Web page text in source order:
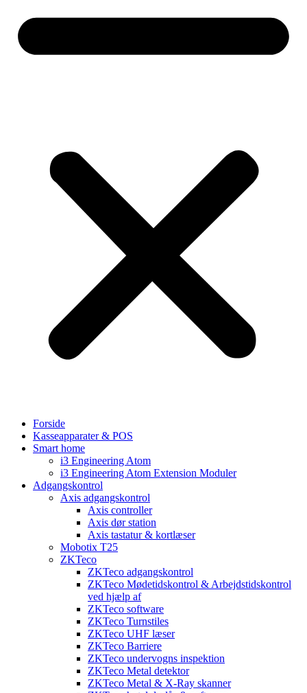
Forside
Kasseapparater & POS
Smart home
i3 Engineering Atom
i3 Engineering Atom Extension Moduler
Adgangskontrol
Axis adgangskontrol
Axis controller
Axis dør station
Axis tastatur & kortlæser
Mobotix T25
ZKTeco
ZKTeco adgangskontrol
ZKTeco Mødetidskontrol & Arbejdstidskontrol
ved hjælp af
ZKTeco software
ZKTeco Turnstiles
ZKTeco UHF læser
ZKTeco Barriere
ZKTeco undervogns inspektion
ZKTeco Metal detektor
ZKTeco Metal & X-Ray skanner